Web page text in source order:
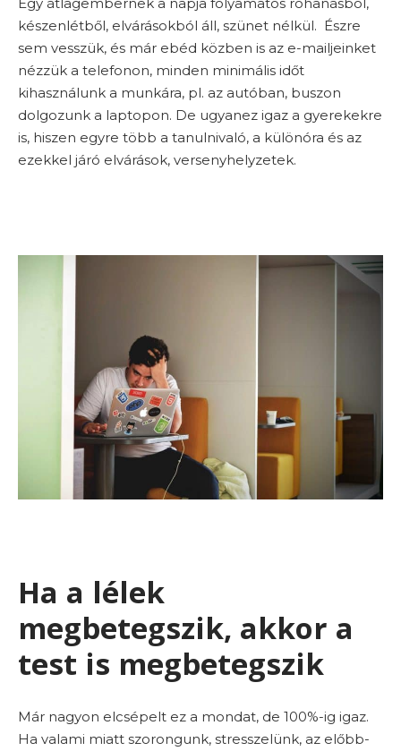
készenlétből, elvárásokból áll, szünet nélkül. Észre
sem vesszük, és már ebéd közben is az e-mailjeinket
nézzük a telefonon, minden minimális időt
kihasználunk a munkára, pl. az autóban, buszon
dolgozunk a laptopon. De ugyanez igaz a gyerekekre
is, hiszen egyre több a tanulnivaló, a különóra és az
ezekkel járó elvárások, versenyhelyzetek.
Ha a lélek
megbetegszik, akkor a
test is megbetegszik
Már nagyon elcsépelt ez a mondat, de 100%-ig igaz.
Ha valami miatt szorongunk, stresszelünk, az előbb-